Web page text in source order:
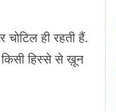
ही रहती हैं.
हिस्से से ख़ून